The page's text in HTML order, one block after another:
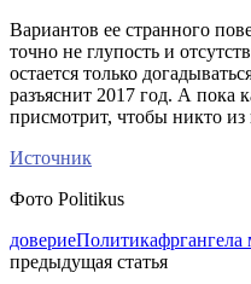
Вариантов ее странного
точно не глупость и
остается только
разъяснит 2017 год. А пока
присмотрит, чтобы никто
Источник
Фото Politikus
довериеПолитикафргангела
предыдущая статья